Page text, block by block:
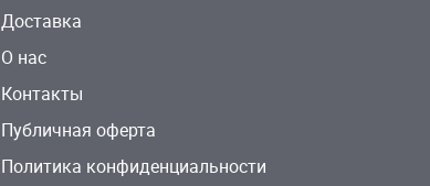
Доставка
О нас
Контакты
Публичная оферта
Политика конфиденциальности